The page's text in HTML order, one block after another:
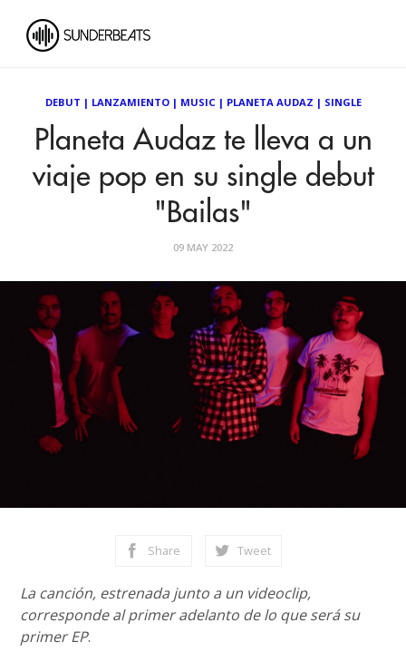
DEBUT | LANZAMIENTO| MUSIC| PLANETA AUDAZ | SINGLE
Planeta Audaz te lleva a un
viaje pop en su single debut
"Bailas"
09 MAY 2022
Share Tweet
La canción, estrenada junto a un videoclip,
corresponde al primer adelanto de lo que será su
primer EP.